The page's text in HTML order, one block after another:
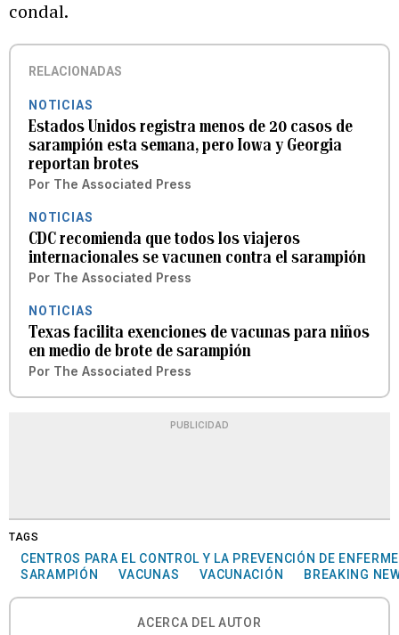
condal.
RELACIONADAS
NOTICIAS
Estados Unidos registra menos de 20 casos de
sarampión esta semana, pero Iowa y Georgia
reportan brotes
Por The Associated Press
NOTICIAS
CDC recomienda que todos los viajeros
internacionales se vacunen contra el sarampión
Por The Associated Press
NOTICIAS
Texas facilita exenciones de vacunas para niños
en medio de brote de sarampión
Por The Associated Press
PUBLICIDAD
TAGS
CENTROS PARA EL CONTROL Y LA PREVENCIÓN DE
SARAMPIÓN
VACUNAS VACUNACIÓN BREAKING
ACERCA DEL AUTOR